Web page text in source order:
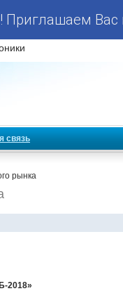
Вас
связь
рынка
2018»